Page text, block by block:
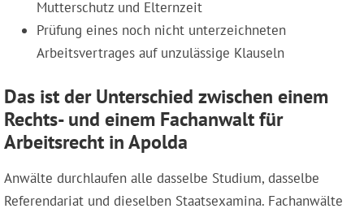
Mutterschutz und Elternzeit
Prüfung eines noch nicht unterzeichneten
Arbeitsvertrages auf unzulässige Klauseln
Das ist der Unterschied zwischen einem
Rechts- und einem Fachanwalt für
Arbeitsrecht in Apolda
Anwälte durchlaufen alle dasselbe Studium, dasselbe
Referendariat und dieselben Staatsexamina. Fachanwälte